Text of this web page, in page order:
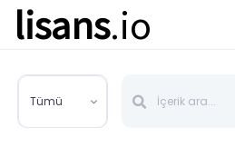
lisans.io
Tümü